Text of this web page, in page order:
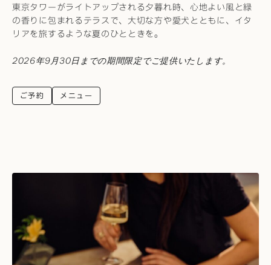
東京タワーがライトアップされる夕暮れ時、心地よい風と緑
の香りに包まれるテラスで、大切な方や愛犬とともに、イタ
リアを旅するような夏のひとときを。
2026年9月30日までの期間限定でご提供いたします。
ご予約 メニュー